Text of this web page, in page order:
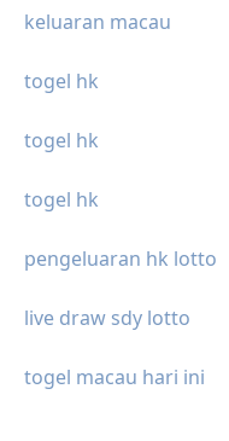
keluaran macau
togel hk
togel hk
togel hk
pengeluaran hk lotto
live draw sdy lotto
togel macau hari ini